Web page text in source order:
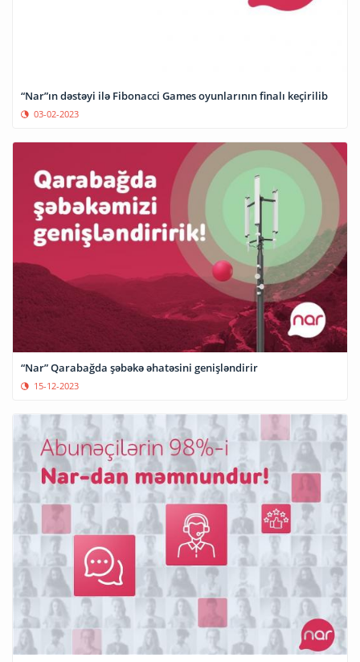
“Nar”ın dəstəyi ilə Fibonacci Games oyunlarının finalı keçirilib
03-02-2023
“Nar” Qarabağda şəbəkə əhatəsini genişləndirir
15-12-2023